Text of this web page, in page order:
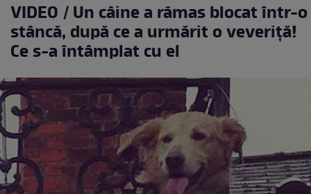
VIDEO / Un câine a rămas blocat într-o
stâncă, după ce a urmărit o veveriţă!
Ce s-a întâmplat cu el